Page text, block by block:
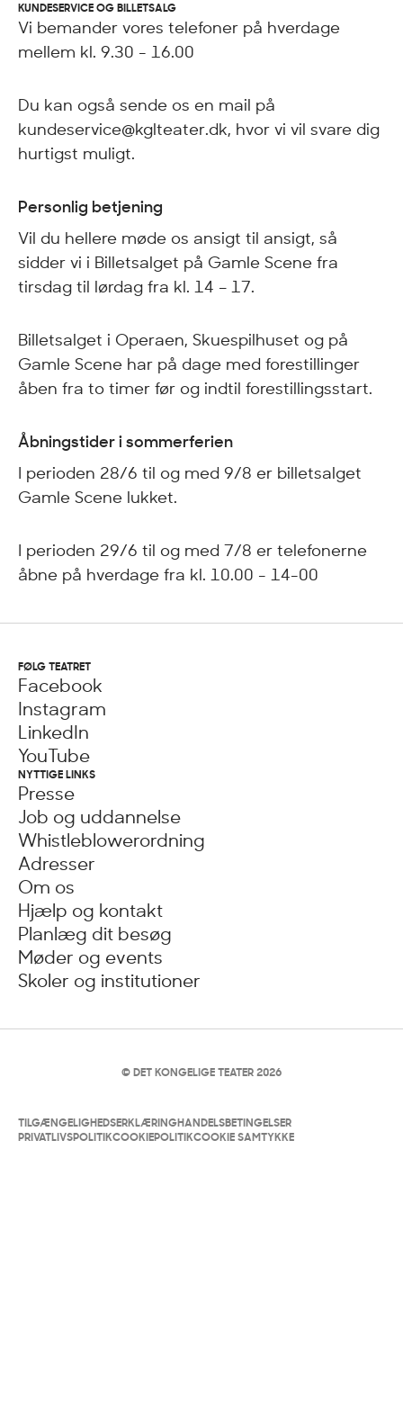
© DET KONGELIGE TEATER 2026
KUNDESERVICE OG BILLETSALG
Vi bemander vores telefoner på hverdage
mellem kl. 9.30 - 16.00
Du kan også sende os en mail på
kundeservice@kglteater.dk, hvor vi vil svare dig
hurtigst muligt.
Personlig betjening
Vil du hellere møde os ansigt til ansigt, så
sidder vi i Billetsalget på Gamle Scene fra
tirsdag til lørdag fra kl. 14 – 17.
Billetsalget i Operaen, Skuespilhuset og på
Gamle Scene har på dage med forestillinger
åben fra to timer før og indtil forestillingsstart.
Åbningstider i sommerferien
I perioden 28/6 til og med 9/8 er billetsalget
Gamle Scene lukket.
I perioden 29/6 til og med 7/8 er telefonerne
åbne på hverdage fra kl. 10.00 - 14-00
NYTTIGE LINKS
Presse
Job og uddannelse
Whistleblowerordning
Adresser
Om os
Hjælp og kontakt
Planlæg dit besøg
Møder og events
Skoler og institutioner
FØLG TEATRET
Facebook
Instagram
LinkedIn
YouTube
TILGÆNGELIGHEDSERKLÆRING HANDELSBETINGELSER
PRIVATLIVSPOLITIK COOKIEPOLITIK COOKIE SAMTYKKE